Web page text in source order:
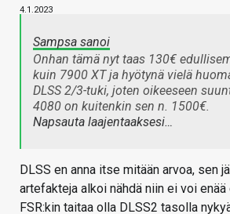
4.1.2023
Sampsa sanoi
Onhan tämä nyt taas 130€
kuin 7900 XT ja hyötynä vielä
DLSS 2/3-tuki, joten oikeeseen
4080 on kuitenkin sen n. 1500€.
Napsauta laajentaaksesi…
DLSS en anna itse mitään arvoa, sen
artefakteja alkoi nähdä niin ei voi enää
FSR:kin taitaa olla DLSS2 tasolla